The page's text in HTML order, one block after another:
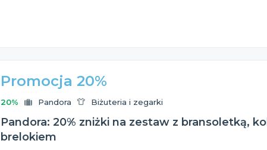
Promocja 20%
20% Pandora Biżuteria i zegarki
Pandora: 20% zniżki na zestaw z bransoletką,
brelokiem